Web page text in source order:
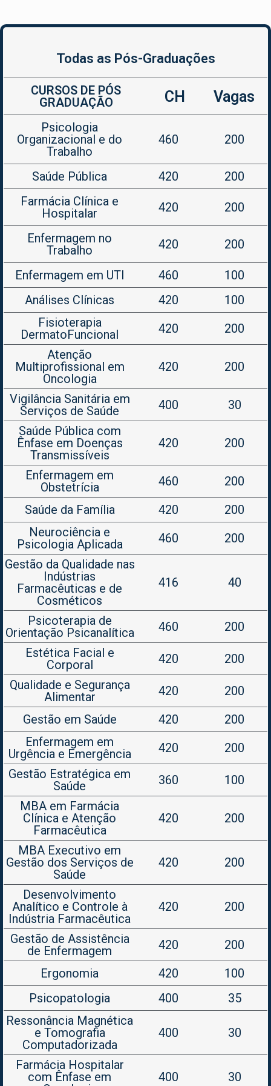
Todas as Pós-Graduações
CURSOS DE PÓS
GRADUAÇÃO
CH Vagas
Psicologia
Organizacional e do
Trabalho
460 200
Saúde Pública 420
200
Farmácia Clínica e
Hospitalar
420 200
Enfermagem no
Trabalho
420 200
Enfermagem em UTI 460
100
Análises Clínicas
420
100
Fisioterapia
DermatoFuncional
420
200
Atenção
Multiprofissional em
Oncologia
420 200
Vigilância Sanitária em
Serviços de Saúde
400
30
Saúde Pública com
Ênfase em Doenças
Transmissíveis
420 200
Enfermagem em
Obstetrícia
460
200
Saúde da Família
420
200
Neurociência e
Psicologia Aplicada
460
200
Gestão da Qualidade nas
Indústrias
Farmacêuticas e de
Cosméticos
416 40
Psicoterapia de
Orientação Psicanalítica
460
200
Estética Facial e
Corporal
420
200
Qualidade e Segurança
Alimentar
420
200
Gestão em Saúde
420
200
Enfermagem em
Urgência e Emergência
420
200
Gestão Estratégica em
Saúde
360
100
MBA em Farmácia
Clínica e Atenção
Farmacêutica
420 200
MBA Executivo em
Gestão dos Serviços de
Saúde
420 200
Desenvolvimento
Analítico e Controle à
Indústria Farmacêutica
420 200
Gestão de Assistência
de Enfermagem
420
200
Ergonomia
420
100
Psicopatologia
400
35
Ressonância Magnética
e Tomografia
Computadorizada
400 30
Farmácia Hospitalar
com Ênfase em
400 30